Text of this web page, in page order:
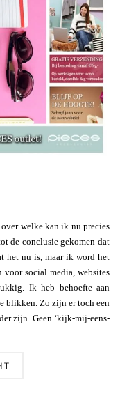
welke kan ik nu precies
de conclusie gekomen dat
het nu is, maar ik word het
social media, websites
Ik heb behoefte aan
blikken. Zo zijn er toch een
zijn. Geen ‘kijk-mij-eens-